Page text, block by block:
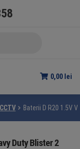
0,00 lei
Baterii D R20 1.5V
Duty Blister 2